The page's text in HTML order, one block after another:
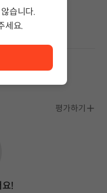
평가하기
!
습니다.
세요.